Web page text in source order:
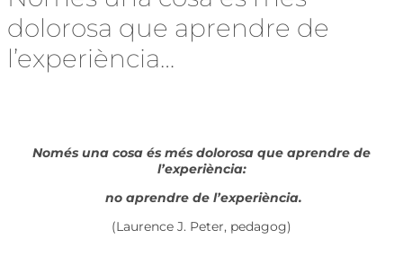
dolorosa que aprendre de
l’experiència…
Només una cosa és més dolorosa que aprendre de
l’experiència:
no aprendre de l’experiència.
(Laurence J. Peter, pedagog)